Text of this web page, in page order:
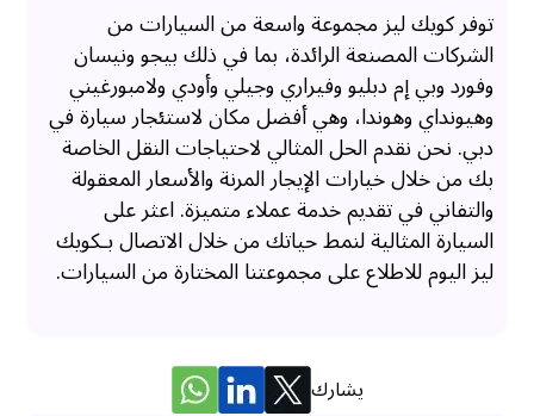
توفر كويك ليز مجموعة واسعة من السيارات من
الشركات المصنعة الرائدة، بما في ذلك بيجو ونيسان
وفورد وبي إم دبليو وفيراري وجيلي وأودي ولامبورغيني
وهيونداي وهوندا، وهي أفضل مكان لاستئجار سيارة في
دبي. نحن نقدم الحل المثالي لاحتياجات النقل الخاصة
بك من خلال خيارات الإيجار المرنة والأسعار المعقولة
والتفاني في تقديم خدمة عملاء متميزة. اعثر على
السيارة المثالية لنمط حياتك من خلال الاتصال بـكويك
ليز اليوم للاطلاع على مجموعتنا المختارة من السيارات.
يشارك